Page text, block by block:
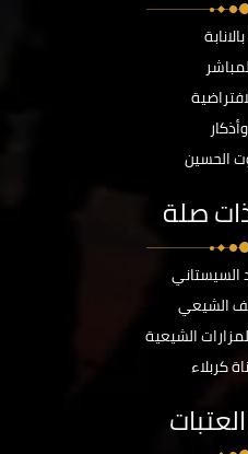
الحسين
صلة
السيستاني
الشيعي
الشيعية
كربلاء